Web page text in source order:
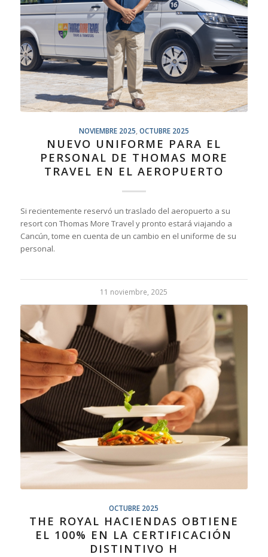
NOVIEMBRE 2025,OCTUBRE 2025
NUEVO UNIFORME PARA EL
PERSONAL DE THOMAS MORE
TRAVEL EN EL AEROPUERTO
Si recientemente reservó un traslado del aeropuerto a su
resort con Thomas More Travel y pronto estará viajando a
Cancún, tome en cuenta de un cambio en el uniforme de su
personal.
11 noviembre, 2025
OCTUBRE 2025
THE ROYAL HACIENDAS OBTIENE
EL 100% EN LA CERTIFICACIÓN
DISTINTIVO H